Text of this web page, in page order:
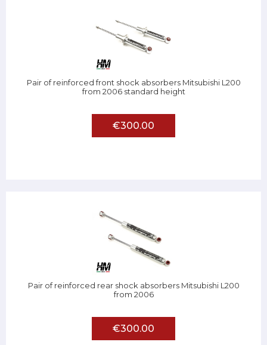
Pair of reinforced front shock absorbers Mitsubishi L200
from 2006 standard height
€300.00
Pair of reinforced rear shock absorbers Mitsubishi L200
from 2006
€300.00